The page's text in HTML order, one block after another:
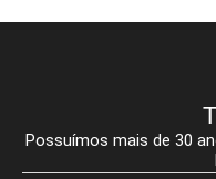
Possuímos mais de 30